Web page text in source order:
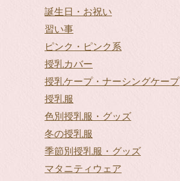
誕生日・お祝い
習い事
ピンク・ピンク系
授乳カバー
授乳ケープ・ナーシングケープ
授乳服
色別授乳服・グッズ
冬の授乳服
季節別授乳服・グッズ
マタニティウェア